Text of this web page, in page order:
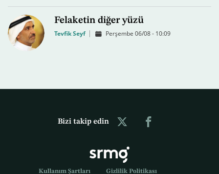
Felaketin diğer yüzü
Tevfik Seyf Perşembe 06/08 - 10:09
Bizi takip edin
Kullanım Şartları Gizlilik Politikası